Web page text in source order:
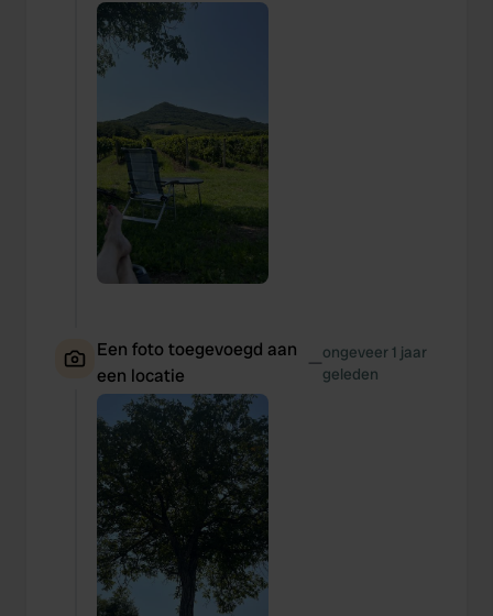
Een foto toegevoegd aan
een locatie
—ongeveer 1 jaar
geleden